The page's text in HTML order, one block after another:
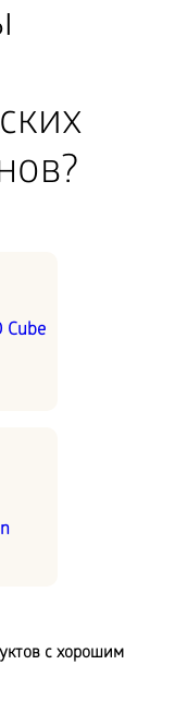
Cube
с хорошим